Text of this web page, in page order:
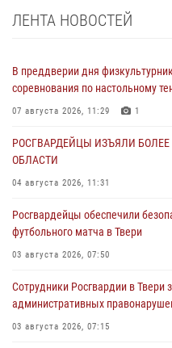
ЛЕНТА НОВОСТЕЙ
В преддверии дня
соревнования по настольному
07 августа 2026, 11:29 1
РОСГВАРДЕЙЦЫ ИЗЪЯЛИ
ОБЛАСТИ
04 августа 2026, 11:31
Росгвардейцы обеспечили
футбольного матча в Твери
03 августа 2026, 07:50
Сотрудники Росгвардии в Твери
административных
03 августа 2026, 07:15